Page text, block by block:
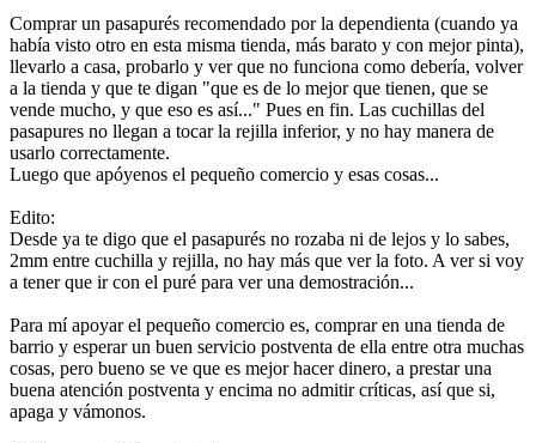
Comprar un pasapurés recomendado por la dependienta (cuando ya
había visto otro en esta misma tienda, más barato y con mejor pinta),
llevarlo a casa, probarlo y ver que no funciona como debería, volver
a la tienda y que te digan "que es de lo mejor que tienen, que se
vende mucho, y que eso es así..." Pues en fin. Las cuchillas del
pasapures no llegan a tocar la rejilla inferior, y no hay manera de
usarlo correctamente.
Luego que apóyenos el pequeño comercio y esas cosas...
Edito:
Desde ya te digo que el pasapurés no rozaba ni de lejos y lo sabes,
2mm entre cuchilla y rejilla, no hay más que ver la foto. A ver si voy
a tener que ir con el puré para ver una demostración...
Para mí apoyar el pequeño comercio es, comprar en una tienda de
barrio y esperar un buen servicio postventa de ella entre otra muchas
cosas, pero bueno se ve que es mejor hacer dinero, a prestar una
buena atención postventa y encima no admitir críticas, así que si,
apaga y vámonos.